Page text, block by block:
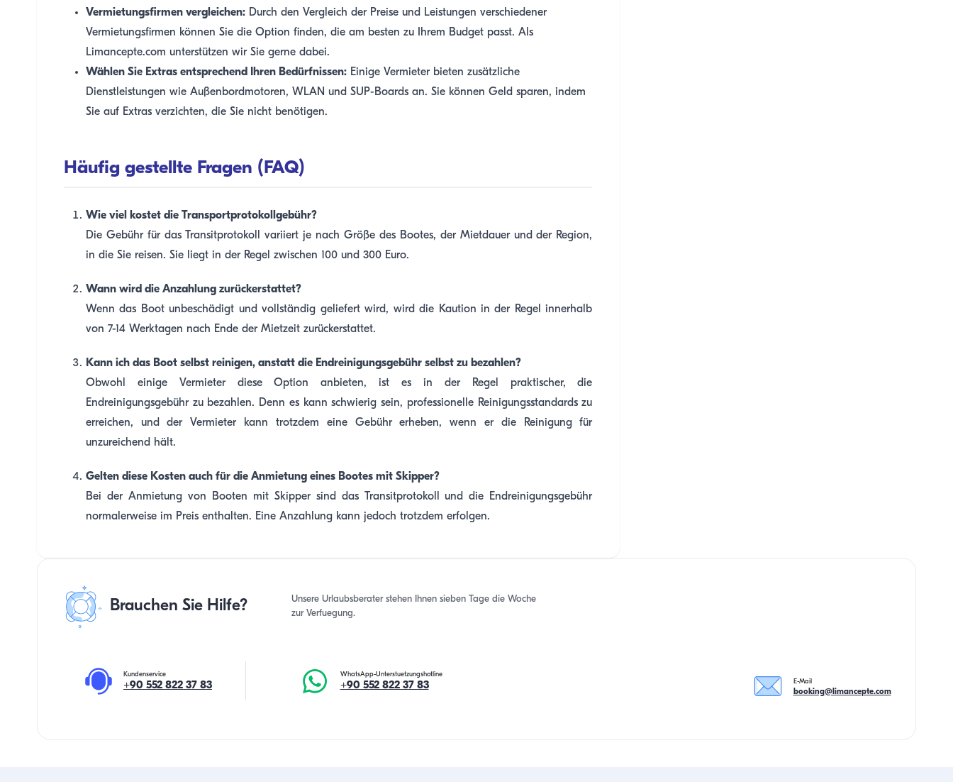
Vermietungsfirmen vergleichen:Durch den Vergleich der Preise und Leistungen verschiedener
Vermietungsfirmen können Sie die Option finden, die am besten zu Ihrem Budget passt. Als
Limancepte.com unterstützen wir Sie gerne dabei.
Wählen Sie Extras entsprechend Ihren Bedürfnissen:Einige Vermieter bieten zusätzliche
Dienstleistungen wie Außenbordmotoren, WLAN und SUP-Boards an. Sie können Geld sparen, indem
Sie auf Extras verzichten, die Sie nicht benötigen.
Häufig gestellte Fragen (FAQ)
Wie viel kostet die Transportprotokollgebühr?
Die Gebühr für das Transitprotokoll variiert je nach Größe des Bootes, der Mietdauer und der Region,
in die Sie reisen. Sie liegt in der Regel zwischen 100 und 300 Euro.
Wann wird die Anzahlung zurückerstattet?
Wenn das Boot unbeschädigt und vollständig geliefert wird, wird die Kaution in der Regel innerhalb
von 7-14 Werktagen nach Ende der Mietzeit zurückerstattet.
Kann ich das Boot selbst reinigen, anstatt die Endreinigungsgebühr selbst zu bezahlen?
Obwohl einige Vermieter diese Option anbieten, ist es in der Regel praktischer, die
Endreinigungsgebühr zu bezahlen. Denn es kann schwierig sein, professionelle Reinigungsstandards zu
erreichen, und der Vermieter kann trotzdem eine Gebühr erheben, wenn er die Reinigung für
unzureichend hält.
Gelten diese Kosten auch für die Anmietung eines Bootes mit Skipper?
Bei der Anmietung von Booten mit Skipper sind das Transitprotokoll und die Endreinigungsgebühr
normalerweise im Preis enthalten. Eine Anzahlung kann jedoch trotzdem erfolgen.
Brauchen Sie Hilfe?
Unsere Urlaubsberater stehen Ihnen sieben Tage die Woche
zur Verfuegung.
Kundenservice
+90 552 822 37 83
WhatsApp-Unterstuetzungshotline
+90 552 822 37 83 E-Mail
booking@limancepte.com